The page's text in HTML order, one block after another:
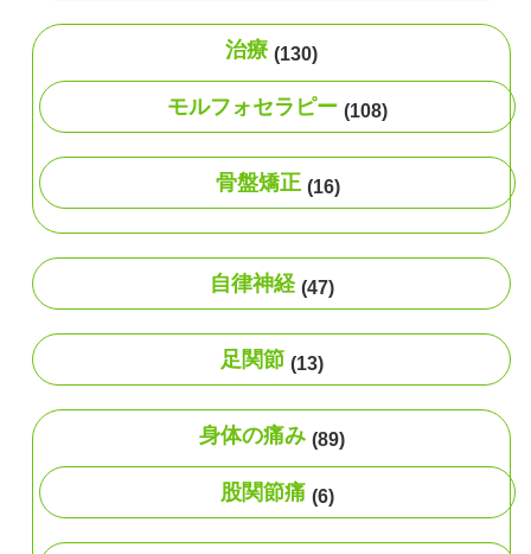
治療 (130)
モルフォセラピー (108)
骨盤矯正 (16)
自律神経 (47)
足関節 (13)
身体の痛み (89)
股関節痛 (6)